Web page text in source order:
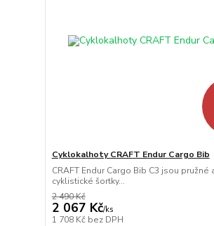
Cyklokalhoty CRAFT Endur Cargo Bib
CRAFT Endur Cargo Bib C3 jsou pružné
cyklistické šortky...
2 490 Kč
2 067 Kč/ks
1 708 Kč bez DPH